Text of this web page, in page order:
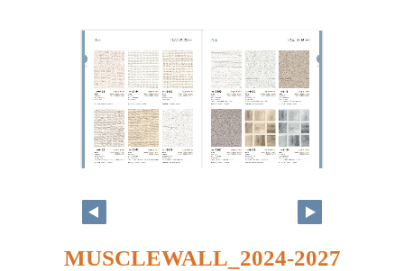
MUSCLEWALL_2024-2027